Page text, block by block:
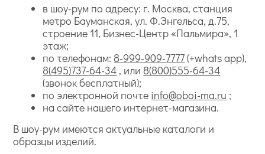
в шоу-рум по адресу: г. Москва, станция
метро Бауманская, ул. Ф.Энгельса, д.75,
строение 11, Бизнес-Центр «Пальмира», 1
этаж;
по телефонам: 8-999-909-7777(+whats app),
8(495)737-64-34 , или 8(800)555-64-34
(звонок бесплатный);
по электронной почте info@oboi-ma.ru ;
на сайте нашего интернет-магазина.
В шоу-рум имеются актуальные каталоги и
образцы изделий.